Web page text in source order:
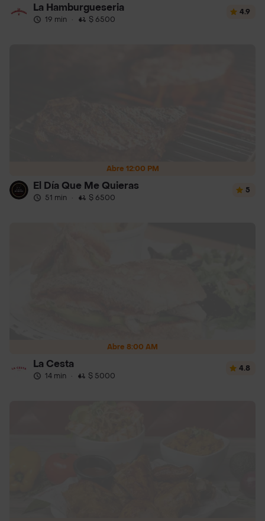
La Hamburgueseria
19 min · $ 6500
4.9
Abre 12:00 PM
El Día Que Me Quieras
51 min · $ 6500
5
Abre 8:00 AM
La Cesta
14 min · $ 5000
4.8